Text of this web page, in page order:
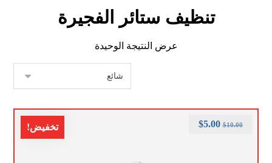
تنظيف ستائر الفجيرة
عرض النتيجة الوحيدة
تخفيض! $10.00
$5.00